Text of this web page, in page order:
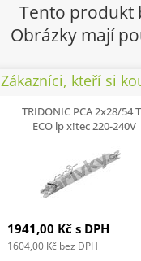
Tento produkt
Obrázky mají
Zákazníci, kteří si
TRIDONIC PCA 2x28/54
ECO lp x!tec 220-240V
1941,00 Kč s DPH
1604,00 Kč bez DPH